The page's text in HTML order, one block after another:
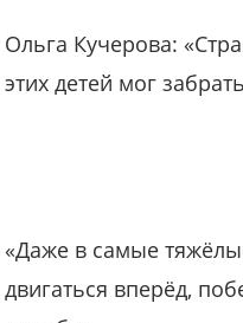
Ольга Кучерова:
этих детей мог
«Даже в самые
двигаться вперёд,